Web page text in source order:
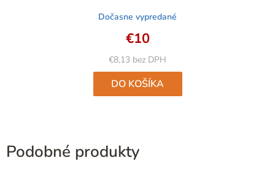
je
4,9
z
5
hviezdičiek.
Dočasne vypredané
€8,13 bez DPH
€10
DO KOŠÍKA
Podobné produkty